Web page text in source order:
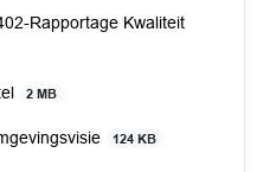
Rapportage Kwaliteit
2 MB
124 KB